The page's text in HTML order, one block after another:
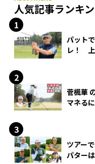
人気記事ランキ
パット
レ！ 上
菅楓華
マネる
ツアー
パター